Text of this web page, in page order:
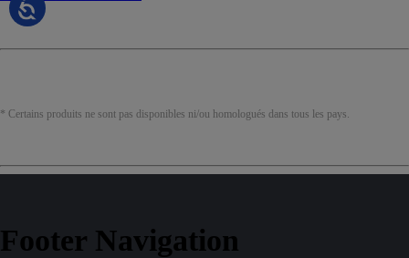
* Certains produits ne sont pas disponibles ni/ou homologués dans tous les pays.
Footer Navigation